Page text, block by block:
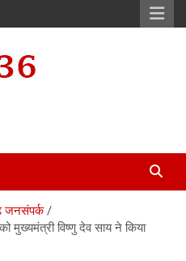
जनसंपर्क
मुख्यमंत्री विष्णु देव साय ने किया